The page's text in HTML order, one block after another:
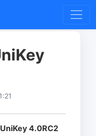
UniKey 4.0RC2